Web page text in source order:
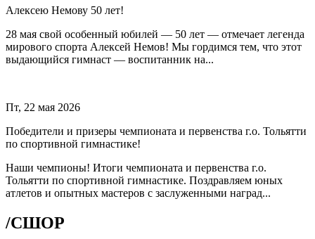
Алексею Немову 50 лет!
28 мая свой особенный юбилей — 50 лет — отмечает легенда
мирового спорта Алексей Немов! Мы гордимся тем, что этот
выдающийся гимнаст — воспитанник на...
Пт, 22 мая 2026
Победители и призеры чемпионата и первенства г.о. Тольятти
по спортивной гимнастике!
Наши чемпионы! Итоги чемпионата и первенства г.о.
Тольятти по спортивной гимнастике. Поздравляем юных
атлетов и опытных мастеров с заслуженными наград...
/СШОР